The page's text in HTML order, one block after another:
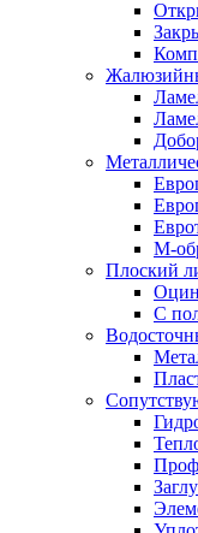
М-
Плоский
С